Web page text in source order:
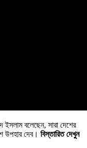
উপহার দেব। বিস্তারিত দেখুন